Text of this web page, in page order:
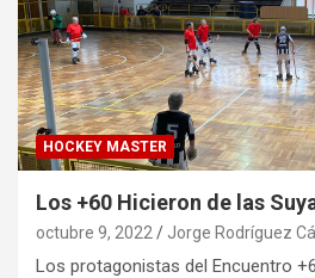
HOCKEY MASTER
Los +60 Hicieron de las
octubre 9, 2022 Jorge Rodríguez
Los protagonistas del Encuentro